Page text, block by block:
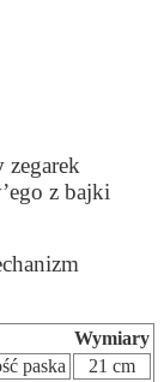
zegarek
z bajki
Wymiary
paska
21 cm